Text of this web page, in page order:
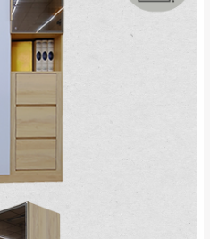
林、福隆、淡水山
區、北投湖山路、
品另收運費
上：免
安全，賣家無提供吊掛
其他的吊掛方式吊運，
支付。
配送的問題，並非一般
指定特定時間送達，司
與您通知，讓你不用整
您的寶貴時間。
為不易，故暫無法配送